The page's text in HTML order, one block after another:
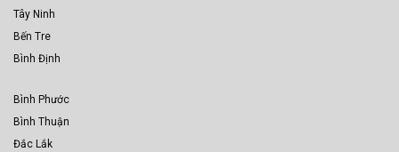
Tây Ninh
Bến Tre
Bình Định
Bình Phước
Bình Thuận
Đắc Lắk